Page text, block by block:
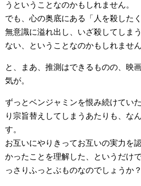
うということなのかもしれません。
でも、心の奥底にある「人を殺した
無意識に溢れ出し、いざ殺してしま
ない、ということなのかもしれません
と、まあ、推測はできるものの、映
気が。
ずっとベンジャミンを恨み続けてい
り宗旨替えしてしまうあたりも、な
す。
お互いにやりきってお互いの実力を
かったことを理解した、というだけ
っさりふっとぶものなのでしょうか？